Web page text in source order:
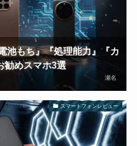
池もち』『処理能力』『カ
勧めスマホ3選
瀬名
スマートフォンレビュー